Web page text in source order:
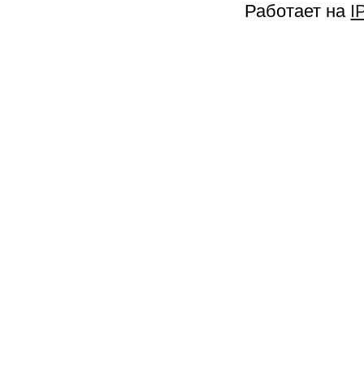
Работает на